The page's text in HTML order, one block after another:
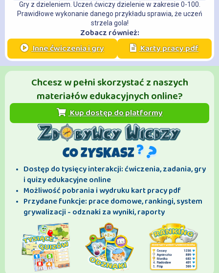
Gry z dzieleniem. Uczeń ćwiczy dzielenie w zakresie 0-100.
Prawidłowe wykonanie danego przykładu sprawia, że uczeń
strzela gola!
Zobacz również:
Inne ćwiczenia i gry Karty pracy pdf
Chcesz w pełni skorzystać z naszych
materiałów edukacyjnych online?
Kup dostęp do platformy
CO ZYSKASZ
Dostęp do tysięcy interakcji: ćwiczenia, zadania, gry
i quizy edukacyjne online
Możliwość pobrania i wydruku kart pracy pdf
Przydane funkcje: prace domowe, rankingi, system
grywalizacji - odznaki za wyniki, raporty